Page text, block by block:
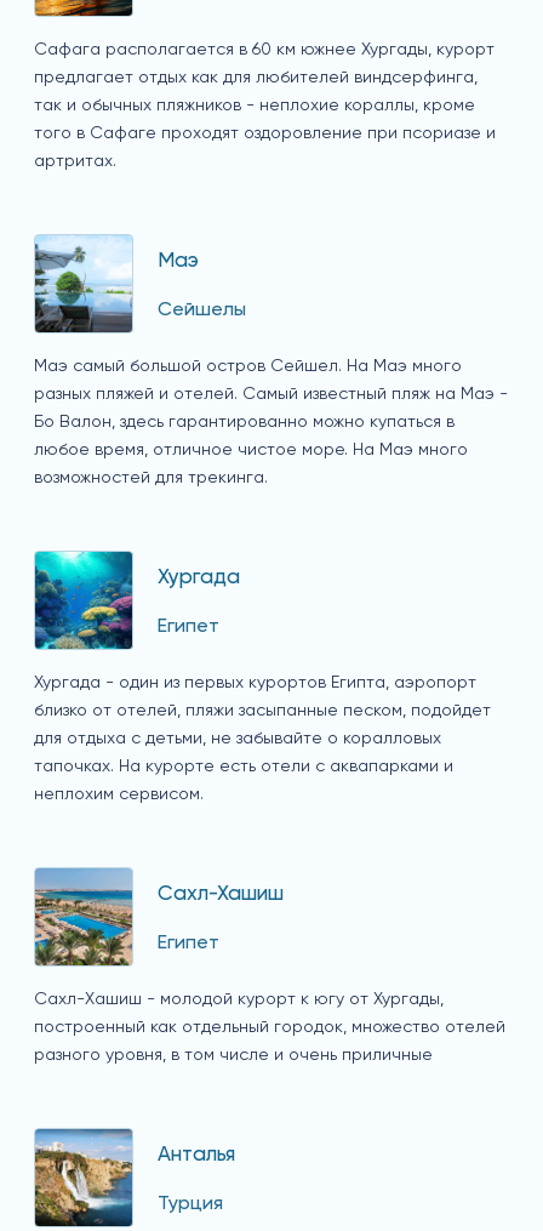
Сафага располагается в 60 км южнее Хургады, курорт
предлагает отдых как для любителей виндсерфинга,
так и обычных пляжников - неплохие кораллы, кроме
того в Сафаге проходят оздоровление при псориазе и
артритах.
Маэ
Сейшелы
Маэ самый большой остров Сейшел. На Маэ много
разных пляжей и отелей. Самый известный пляж на Маэ -
Бо Валон, здесь гарантированно можно купаться в
любое время, отличное чистое море. На Маэ много
возможностей для трекинга.
Хургада
Египет
Хургада - один из первых курортов Египта, аэропорт
близко от отелей, пляжи засыпанные песком, подойдет
для отдыха с детьми, не забывайте о коралловых
тапочках. На курорте есть отели с аквапарками и
неплохим сервисом.
Сахл-Хашиш
Египет
Сахл-Хашиш - молодой курорт к югу от Хургады,
построенный как отдельный городок, множество отелей
разного уровня, в том числе и очень приличные
Анталья
Турция